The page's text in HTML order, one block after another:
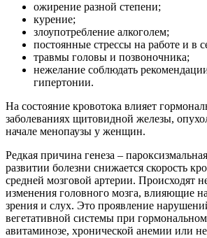
ожирение разной степени;
курение;
злоупотребление алкоголем;
постоянные стрессы на работе и в
травмы головы и позвоночника;
нежелание соблюдать
гипертонии.
На состояние кровотока влияет
заболеваниях щитовидной железы,
начале менопаузы у женщин.
Редкая причина генеза –
развитии болезни снижается скорость
средней мозговой артерии. Происходят
изменения головного мозга, влияющие
зрения и слух. Это проявление
вегетативной системы при
авитаминозе, хронической анемии или